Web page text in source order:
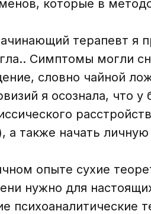
которые в
терапевт я
Симптомы могли
словно чайной
я осознала, что
а также начать
опыте сухие
нужно для
психоаналитические